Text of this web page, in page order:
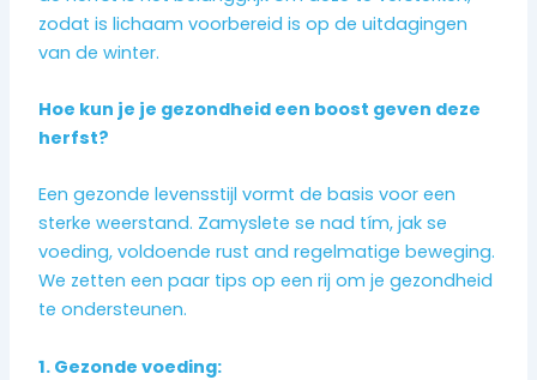
zodat is lichaam voorbereid is op de uitdagingen
van de winter.
Hoe kun je je gezondheid een boost geven deze
herfst?
Een gezonde levensstijl vormt de basis voor een
sterke weerstand. Zamyslete se nad tím, jak se
voeding, voldoende rust and regelmatige beweging.
We zetten een paar tips op een rij om je gezondheid
te ondersteunen.
1. Gezonde voeding: